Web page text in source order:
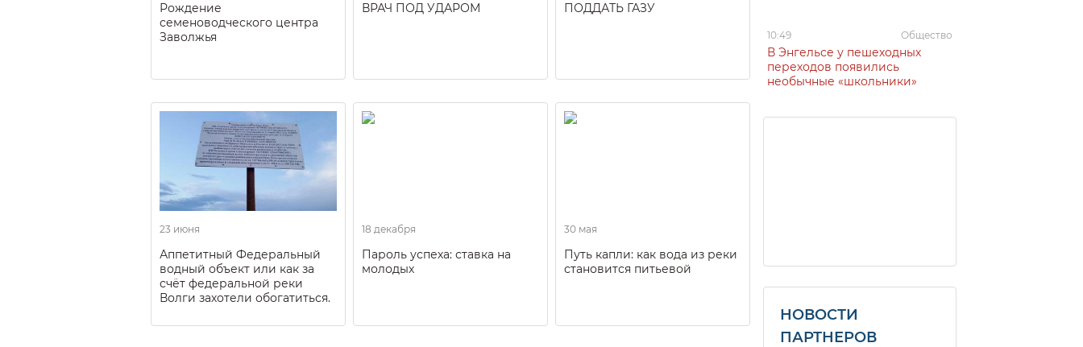
Рождение
семеноводческого центра
Заволжья
ВРАЧ ПОД УДАРОМ ПОДДАТЬ ГАЗУ
23 июня
Аппетитный Федеральный
водный объект или как за
счёт федеральной реки
Волги захотели обогатиться.
18 декабря
Пароль успеха: ставка на
молодых
30 мая
Путь капли: как вода из реки
становится питьевой
10:49 Общество
В Энгельсе у пешеходных
переходов появились
необычные «школьники»
НОВОСТИ
ПАРТНЕРОВ